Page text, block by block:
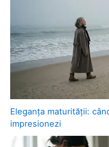
Eleganța maturității:
impresionezi